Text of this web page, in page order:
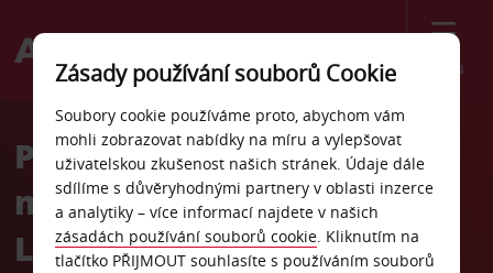
Menu
Welcome
AvisPronájem auta
mezinárodní letiště St
Louis
Zásady používání souborů Cookie
Soubory cookie používáme proto, abychom vám
mohli zobrazovat nabídky na míru a vylepšovat
uživatelskou zkušenost našich stránek. Údaje dále
sdílíme s důvěryhodnými partnery v oblasti inzerce
a analytiky – více informací najdete v našich
zásadách používání souborů cookie. Kliknutím na
tlačítko PŘIJMOUT souhlasíte s používáním souborů